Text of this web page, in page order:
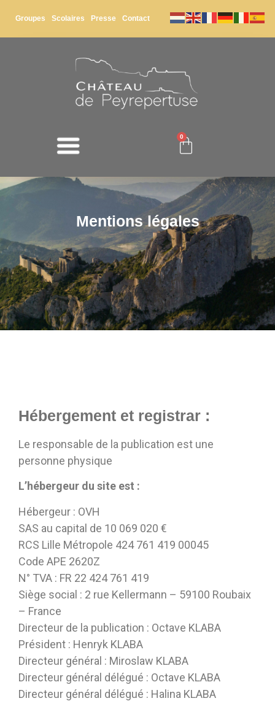
Groupes Scolaires Presse Contact
0
Mentions légales
Hébergement et registrar :
Le responsable de la publication est une
personne physique
L’hébergeur du site est :
Hébergeur : OVH
SAS au capital de 10 069 020 €
RCS Lille Métropole 424 761 419 00045
Code APE 2620Z
N° TVA : FR 22 424 761 419
Siège social : 2 rue Kellermann – 59100 Roubaix
– France
Directeur de la publication : Octave KLABA
Président : Henryk KLABA
Directeur général : Miroslaw KLABA
Directeur général délégué : Octave KLABA
Directeur général délégué : Halina KLABA